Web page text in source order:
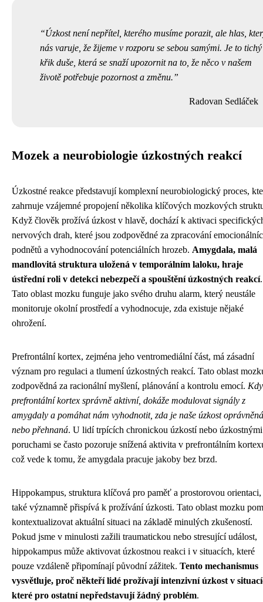
Úzkost není nepřítel, kterého musíme porazit, ale hlas,
nás varuje, že žijeme v rozporu se sebou samými. Je to tichý
křik duše, která se snaží upozornit na to, že něco v našem
životě potřebuje pozornost a změnu.
Radovan Sedláček
Mozek a neurobiologie úzkostných reakcí
Úzkostné reakce představují komplexní neurobiologický proces,
zahrnuje vzájemné propojení několika klíčových mozkových
Když člověk prožívá úzkost v hlavě, dochází k aktivaci
nervových drah, které jsou zodpovědné za zpracování
podnětů a vyhodnocování potenciálních hrozeb. Amygdala, malá
mandlovitá struktura uložená v temporálním laloku, hraje
ústřední roli v detekci nebezpečí a spouštění úzkostných reakcí.
Tato oblast mozku funguje jako svého druhu alarm, který neustále
monitoruje okolní prostředí a vyhodnocuje, zda existuje nějaké
ohrožení.
Prefrontální kortex, zejména jeho ventromediální část, má zásadní
význam pro regulaci a tlumení úzkostných reakcí. Tato oblast
zodpovědná za racionální myšlení, plánování a kontrolu emocí.
prefrontální kortex správně aktivní, dokáže modulovat signály z
amygdaly a pomáhat nám vyhodnotit, zda je naše úzkost oprávněná
nebo přehnaná. U lidí trpících chronickou úzkostí nebo úzkostnými
poruchami se často pozoruje snížená aktivita v prefrontálním
což vede k tomu, že amygdala pracuje jakoby bez brzd.
Hippokampus, struktura klíčová pro paměť a prostorovou orientaci,
také významně přispívá k prožívání úzkosti. Tato oblast mozku
kontextualizovat aktuální situaci na základě minulých zkušeností.
Pokud jsme v minulosti zažili traumatickou nebo stresující událost,
hippokampus může aktivovat úzkostnou reakci i v situacích, které
pouze vzdáleně připomínají původní zážitek. Tento mechanismus
vysvětluje, proč někteří lidé prožívají intenzivní úzkost v
které pro ostatní nepředstavují žádný problém.